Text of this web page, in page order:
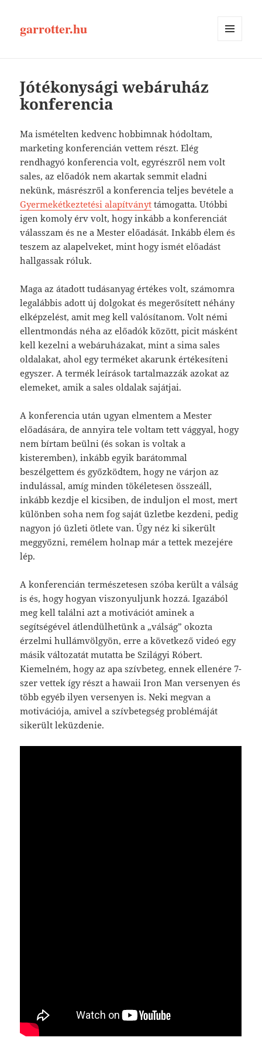
garrotter.hu
Jótékonysági webáruház
konferencia
Ma ismételten kedvenc hobbimnak hódoltam,
marketing konferencián vettem részt. Elég
rendhagyó konferencia volt, egyrészről nem volt
sales, az előadók nem akartak semmit eladni
nekünk, másrészről a konferencia teljes bevétele a
Gyermekétkeztetési alapítványt támogatta. Utóbbi
igen komoly érv volt, hogy inkább a konferenciát
válasszam és ne a Mester előadását. Inkább élem és
teszem az alapelveket, mint hogy ismét előadást
hallgassak róluk.
Maga az átadott tudásanyag értékes volt, számomra
legalábbis adott új dolgokat és megerősített néhány
elképzelést, amit meg kell valósítanom. Volt némi
ellentmondás néha az előadók között, picit másként
kell kezelni a webáruházakat, mint a sima sales
oldalakat, ahol egy terméket akarunk értékesíteni
egyszer. A termék leírások tartalmazzák azokat az
elemeket, amik a sales oldalak sajátjai.
A konferencia után ugyan elmentem a Mester
előadására, de annyira tele voltam tett vággyal, hogy
nem bírtam beülni (és sokan is voltak a
kisteremben), inkább egyik barátommal
beszélgettem és győzködtem, hogy ne várjon az
indulással, amíg minden tökéletesen összeáll,
inkább kezdje el kicsiben, de induljon el most, mert
különben soha nem fog saját üzletbe kezdeni, pedig
nagyon jó üzleti ötlete van. Úgy néz ki sikerült
meggyőzni, remélem holnap már a tettek mezejére
lép.
A konferencián természetesen szóba került a válság
is és, hogy hogyan viszonyuljunk hozzá. Igazából
meg kell találni azt a motivációt aminek a
segítségével átlendülhetünk a „válság” okozta
érzelmi hullámvölgyön, erre a következő videó egy
másik változatát mutatta be Szilágyi Róbert.
Kiemelném, hogy az apa szívbeteg, ennek ellenére 7-
szer vettek így részt a hawaii Iron Man versenyen és
több egyéb ilyen versenyen is. Neki megvan a
motivációja, amivel a szívbetegség problémáját
sikerült leküzdenie.